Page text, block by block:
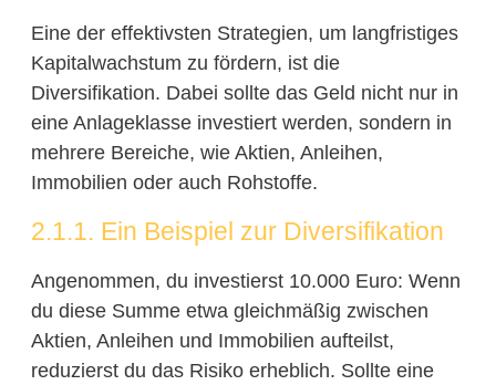
Eine der effektivsten Strategien, um langfristiges
Kapitalwachstum zu fördern, ist die
Diversifikation. Dabei sollte das Geld nicht nur in
eine Anlageklasse investiert werden, sondern in
mehrere Bereiche, wie Aktien, Anleihen,
Immobilien oder auch Rohstoffe.
2.1.1. Ein Beispiel zur Diversifikation
Angenommen, du investierst 10.000 Euro: Wenn
du diese Summe etwa gleichmäßig zwischen
Aktien, Anleihen und Immobilien aufteilst,
reduzierst du das Risiko erheblich. Sollte eine